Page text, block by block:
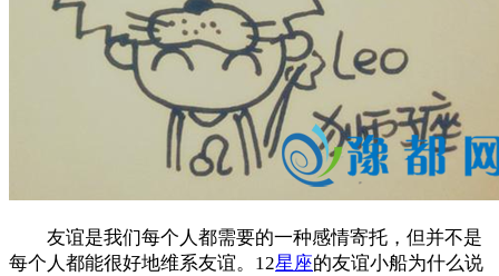
友谊是我们每个人都需要的一种感情寄托，但并不是
每个人都能很好地维系友谊。12星座的友谊小船为什么说